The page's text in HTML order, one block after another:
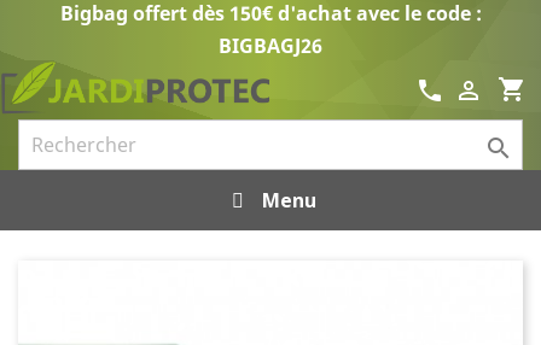
Bigbag offert dès 150€ d'achat avec le code :
BIGBAGJ26
shopping_cart

call

Menu